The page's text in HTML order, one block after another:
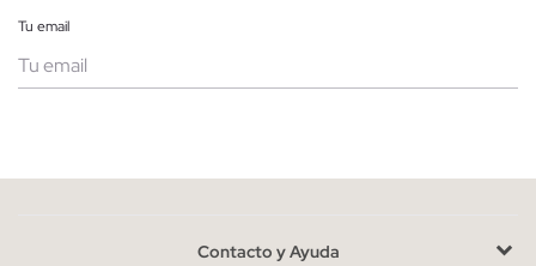
Tu email
He leído y entiendo lapolítica de privacidad
Contacto y Ayuda